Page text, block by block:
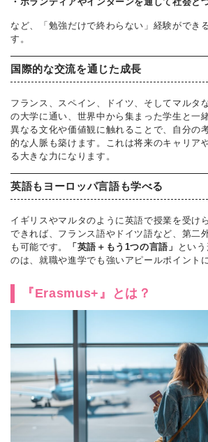
など、「勉強だけで終わらない」経験ができ
す。
国際的な交流を通じた成長
フランス、スペイン、ドイツ、そしてマルタ
の大学に通い、世界中から集まった学生と一
異なる文化や価値観に触れることで、自分の
的な人脈も築けます。これは将来のキャリア
る大きな力になります。
英語もヨーロッパ言語も学べる
イギリスやマルタのように英語で授業を受け
できれば、フランス語やドイツ語など、第二
も可能です。
「英語＋もう1つの言語」
とい
のは、就職や進学でも強いアピールポイント
『Erasmus+』とは？